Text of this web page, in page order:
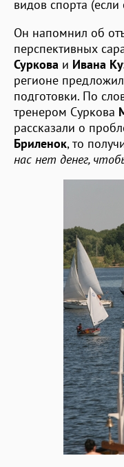
видов спорта
Он напомнил об
перспективных
Суркова и Ивана
регионе
подготовки. По
тренером Суркова
рассказали о
Бриленок, то
нас нет денег,